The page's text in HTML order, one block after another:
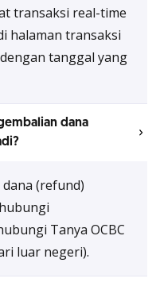
transaksi real-time
halaman transaksi
tanggal yang
dana
(refund)
Tanya OCBC
luar negeri).